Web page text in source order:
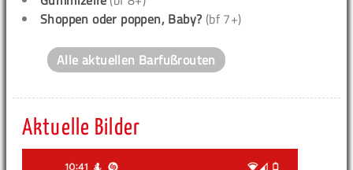
Shoppen oder poppen, Baby? (bf 7+)
Alle aktuellen Barfußrouten
Aktuelle Bilder